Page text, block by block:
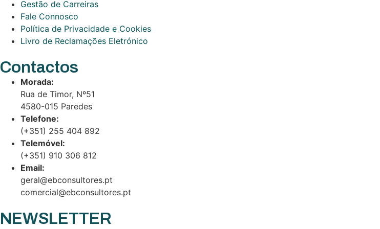
Gestão de Carreiras
Fale Connosco
Política de Privacidade e Cookies
Livro de Reclamações Eletrónico
Contactos
Morada:
Rua de Timor, Nº51
4580-015 Paredes
Telefone:
(+351) 255 404 892
Telemóvel:
(+351) 910 306 812
Email:
geral@ebconsultores.pt
comercial@ebconsultores.pt
NEWSLETTER